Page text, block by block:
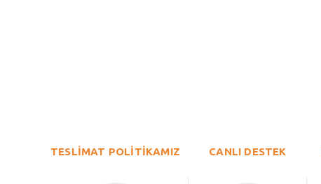
Ürün açıklamasında eksik bilgiler bulunuyor.
TESLİMAT POLİTİKAMIZ CANLI DESTEK